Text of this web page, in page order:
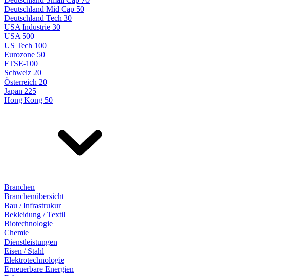
Deutschland Mid Cap 50
Deutschland Tech 30
USA Industrie 30
USA 500
US Tech 100
Eurozone 50
FTSE-100
Schweiz 20
Österreich 20
Japan 225
Hong Kong 50
Branchen
Branchenübersicht
Bau / Infrastrukur
Bekleidung / Textil
Biotechnologie
Chemie
Dienstleistungen
Eisen / Stahl
Elektrotechnologie
Erneuerbare Energien